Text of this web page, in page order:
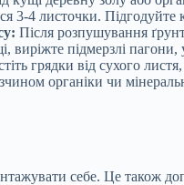
3-4 листочки.
Після розпушування
виріжте підмерзлі
грядки від сухого
органіки чи
себе. Це також